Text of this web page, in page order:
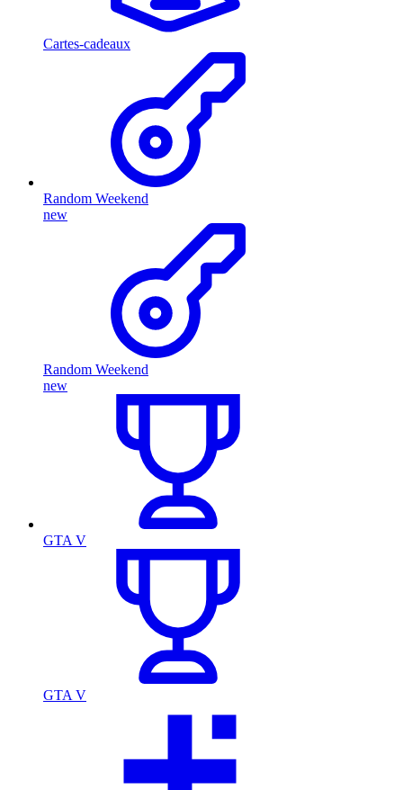
Cartes-cadeaux
Random Weekend
new
Random Weekend
new
GTA V
GTA V